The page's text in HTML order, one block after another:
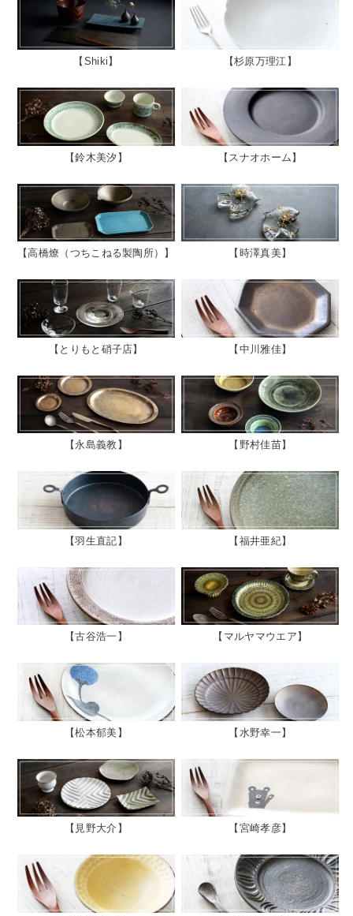
Shiki 杉原万理江
鈴木美汐 スナオホーム
高橋燎（つちこねる製陶所） 時澤真美
とりもと硝子店 中川雅佳
永島義教 野村佳苗
羽生直記 福井亜紀
古谷浩一 マルヤマウエア
松本郁美 水野幸一
見野大介 宮崎孝彦